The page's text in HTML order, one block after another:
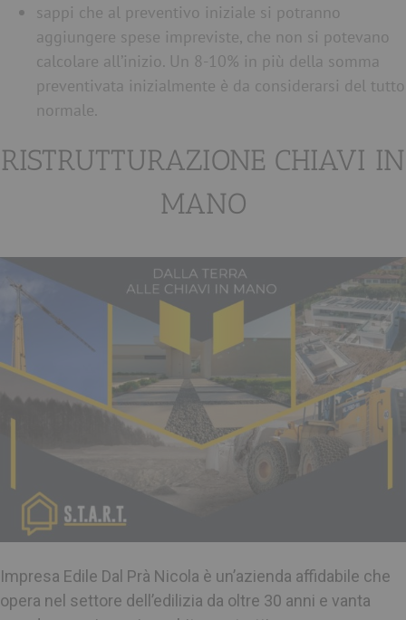
sappi che al preventivo iniziale si potranno
aggiungere spese impreviste, che non si potevano
calcolare all’inizio. Un 8-10% in più della somma
preventivata inizialmente è da considerarsi del tutto
normale.
RISTRUTTURAZIONE CHIAVI IN
MANO
Impresa Edile Dal Prà Nicola è un’azienda affidabile che
opera nel settore dell’edilizia da oltre 30 anni e vanta